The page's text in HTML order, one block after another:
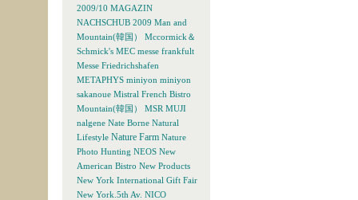
2009/10 MAGAZIN
NACHSCHUB 2009 Man and
Mountain(韓国）
Mccormick＆
Schmick's MEC messe frankfult
Messe Friedrichshafen
METAPHYS miniyon miniyon
sakanoue Mistral French Bistro
Mountain(韓国）
MSR MUJI
nalgene Nate Borne Natural
Lifestyle Nature Farm Nature
Photo Hunting NEOS New
American Bistro New Products
New York International Gift Fair
New York.5th Av. NICO